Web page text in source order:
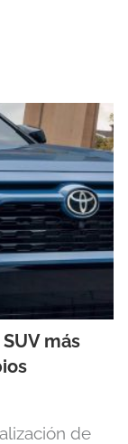
más
de